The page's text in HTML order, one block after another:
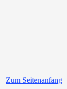
Zum Seitenanfang